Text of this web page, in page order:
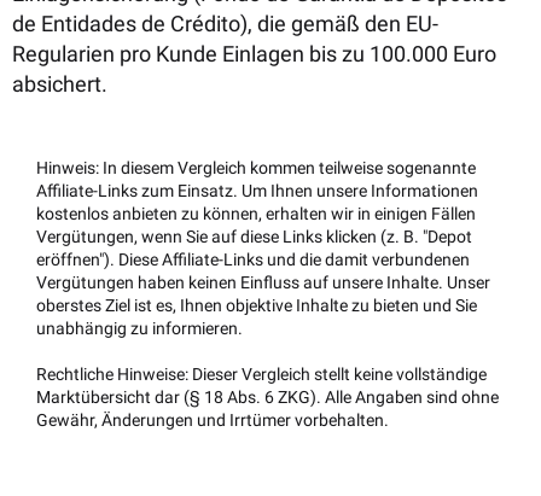
de Entidades de Crédito), die gemäß den EU-
Regularien pro Kunde Einlagen bis zu 100.000 Euro
absichert.
Hinweis: In diesem Vergleich kommen teilweise sogenannte
Affiliate-Links zum Einsatz. Um Ihnen unsere Informationen
kostenlos anbieten zu können, erhalten wir in einigen Fällen
Vergütungen, wenn Sie auf diese Links klicken (z. B. "Depot
eröffnen"). Diese Affiliate-Links und die damit verbundenen
Vergütungen haben keinen Einfluss auf unsere Inhalte. Unser
oberstes Ziel ist es, Ihnen objektive Inhalte zu bieten und Sie
unabhängig zu informieren.
Rechtliche Hinweise: Dieser Vergleich stellt keine vollständige
Marktübersicht dar (§ 18 Abs. 6 ZKG). Alle Angaben sind ohne
Gewähr, Änderungen und Irrtümer vorbehalten.